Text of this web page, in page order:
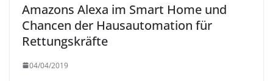
Amazons Alexa im Smart Home und
Chancen der Hausautomation für
Rettungskräfte
04/04/2019